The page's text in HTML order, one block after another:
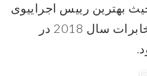
حیث بهترین رییس اجراییوی
در بخش رسانه ها و مخابرات سال 2018 در